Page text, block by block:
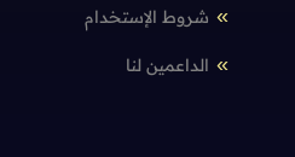
شروط الإستخدام
الداعمين لنا